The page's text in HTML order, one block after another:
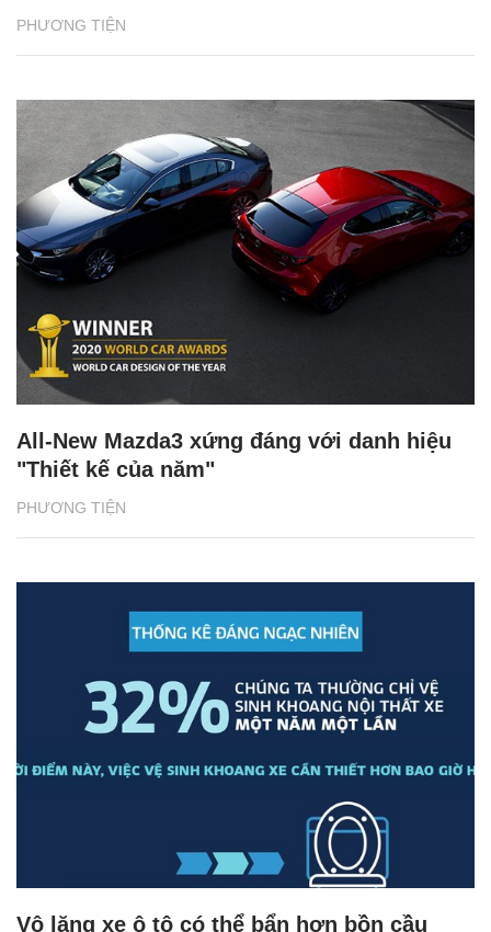
PHƯƠNG TIỆN
PHƯƠNG TIỆN
All-New Mazda3 xứng đáng với danh hiệu
"Thiết kế của năm"
Vô lăng xe ô tô có thể bẩn hơn bồn cầu